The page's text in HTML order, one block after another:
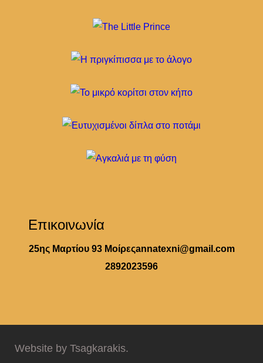
Επικοινωνία
25ης Μαρτίου 93 Μοίρεςannatexni@gmail.com
2892023596
Website by Tsagkarakis.